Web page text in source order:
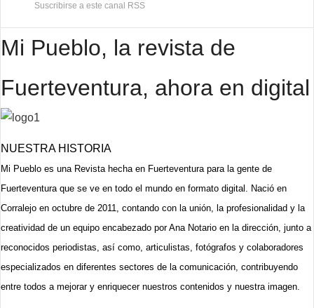
Suscribirse a este canal RSS
Mi Pueblo, la revista de
Fuerteventura, ahora en digital
NUESTRA HISTORIA
Mi Pueblo es una Revista hecha en Fuerteventura para la gente de
Fuerteventura que se ve en todo el mundo en formato digital. Nació en
Corralejo en octubre de 2011, contando con la unión, la profesionalidad y la
creatividad de un equipo encabezado por Ana Notario en la dirección, junto a
reconocidos periodistas, así como, articulistas, fotógrafos y colaboradores
especializados en diferentes sectores de la comunicación, contribuyendo
entre todos a mejorar y enriquecer nuestros contenidos y nuestra imagen.